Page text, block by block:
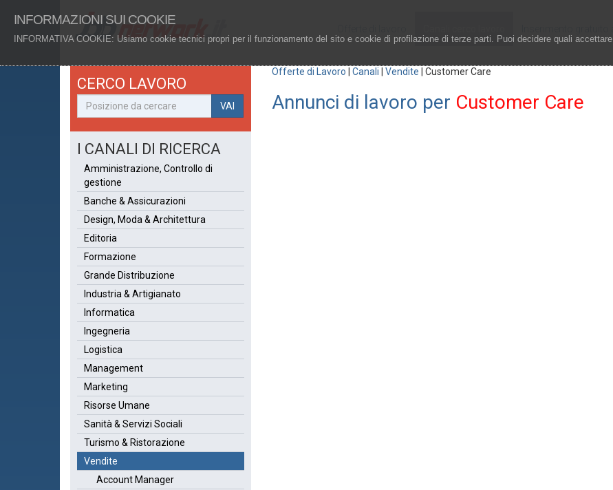
Offerte di Lavoro Canali Vendite Customer Care
Annunci di lavoro per Customer Care
CERCO LAVORO
VAI
I CANALI DI RICERCA
Amministrazione, Controllo di
gestione
Banche & Assicurazioni
Design, Moda & Architettura
Editoria
Formazione
Grande Distribuzione
Industria & Artigianato
Informatica
Ingegneria
Logistica
Management
Marketing
Risorse Umane
Sanità & Servizi Sociali
Turismo & Ristorazione
Vendite
Account Manager
INFORMAZIONI SUI COOKIE
INFORMATIVA COOKIE: Usiamo cookie tecnici propri per il funzionamento del sito e cookie di profilazione di terze parti. Puoi decidere quali accettare